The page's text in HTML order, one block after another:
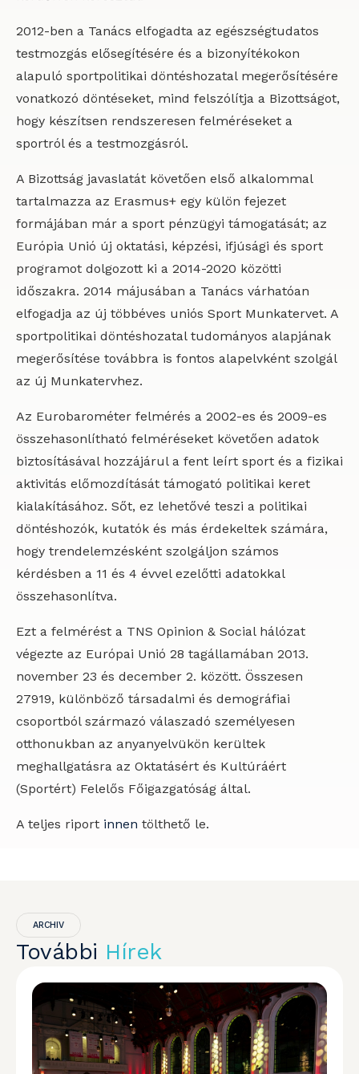
2012-ben a Tanács elfogadta az egészségtudatos
testmozgás elősegítésére és a bizonyítékokon
alapuló sportpolitikai döntéshozatal megerősítésére
vonatkozó döntéseket, mind felszólítja a Bizottságot,
hogy készítsen rendszeresen felméréseket a
sportról és a testmozgásról.
A Bizottság javaslatát követően első alkalommal
tartalmazza az Erasmus+ egy külön fejezet
formájában már a sport pénzügyi támogatását; az
Európia Unió új oktatási, képzési, ifjúsági és sport
programot dolgozott ki a 2014-2020 közötti
időszakra. 2014 májusában a Tanács várhatóan
elfogadja az új többéves uniós Sport Munkatervet. A
sportpolitikai döntéshozatal tudományos alapjának
megerősítése továbbra is fontos alapelvként szolgál
az új Munkatervhez.
Az Eurobarométer felmérés a 2002-es és 2009-es
összehasonlítható felméréseket követően adatok
biztosításával hozzájárul a fent leírt sport és a fizikai
aktivitás előmozdítását támogató politikai keret
kialakításához. Sőt, ez lehetővé teszi a politikai
döntéshozók, kutatók és más érdekeltek számára,
hogy trendelemzésként szolgáljon számos
kérdésben a 11 és 4 évvel ezelőtti adatokkal
összehasonlítva.
Ezt a felmérést a TNS Opinion & Social hálózat
végezte az Európai Unió 28 tagállamában 2013.
november 23 és december 2. között. Összesen
27919, különböző társadalmi és demográfiai
csoportból származó válaszadó személyesen
otthonukban az anyanyelvükön kerültek
meghallgatásra az Oktatásért és Kultúráért
(Sportért) Felelős Főigazgatóság által.
A teljes riport innen tölthető le.
ARCHIV
További Hírek